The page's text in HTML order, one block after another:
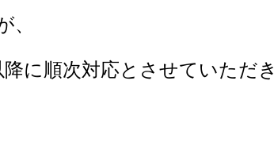
、
に順次対応とさせていただき